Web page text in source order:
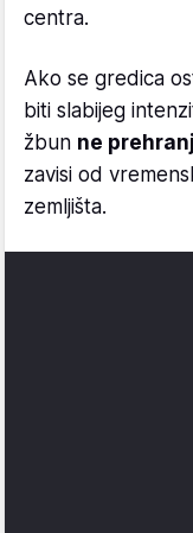
centra.
Ako se gredica
biti slabijeg
žbun ne
zavisi od
zemljišta.